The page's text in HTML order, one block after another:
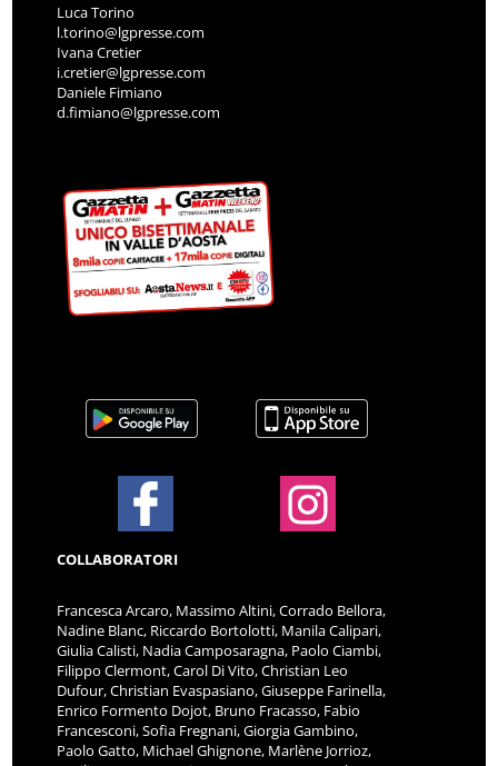
Luca Torino
l.torino@lgpresse.com
Ivana Cretier
i.cretier@lgpresse.com
Daniele Fimiano
d.fimiano@lgpresse.com
COLLABORATORI
Francesca Arcaro, Massimo Altini, Corrado Bellora,
Nadine Blanc, Riccardo Bortolotti, Manila Calipari,
Giulia Calisti, Nadia Camposaragna, Paolo Ciambi,
Filippo Clermont, Carol Di Vito, Christian Leo
Dufour, Christian Evaspasiano, Giuseppe Farinella,
Enrico Formento Dojot, Bruno Fracasso, Fabio
Francesconi, Sofia Fregnani, Giorgia Gambino,
Paolo Gatto, Michael Ghignone, Marlène Jorrioz,